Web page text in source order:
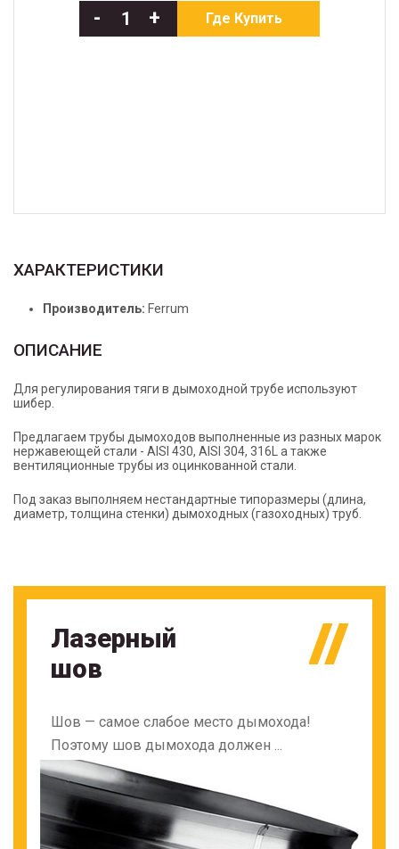
- + Где Купить
ХАРАКТЕРИСТИКИ
Производитель: Ferrum
ОПИСАНИЕ
Для регулирования тяги в дымоходной трубе используют
шибер.
Предлагаем трубы дымоходов выполненные из разных марок
нержавеющей стали - AISI 430, AISI 304, 316L а также
вентиляционные трубы из оцинкованной стали.
Под заказ выполняем нестандартные типоразмеры (длина,
диаметр, толщина стенки) дымоходных (газоходных) труб.
Лазерный
шов
Шов — самое слабое место дымохода!
Поэтому шов дымохода должен ...